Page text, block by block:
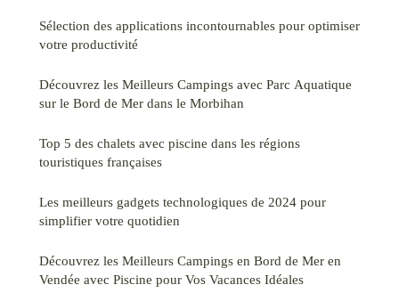
Sélection des applications incontournables pour optimiser
votre productivité
Découvrez les Meilleurs Campings avec Parc Aquatique
sur le Bord de Mer dans le Morbihan
Top 5 des chalets avec piscine dans les régions
touristiques françaises
Les meilleurs gadgets technologiques de 2024 pour
simplifier votre quotidien
Découvrez les Meilleurs Campings en Bord de Mer en
Vendée avec Piscine pour Vos Vacances Idéales